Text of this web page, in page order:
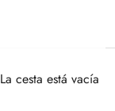
La cesta está vacía